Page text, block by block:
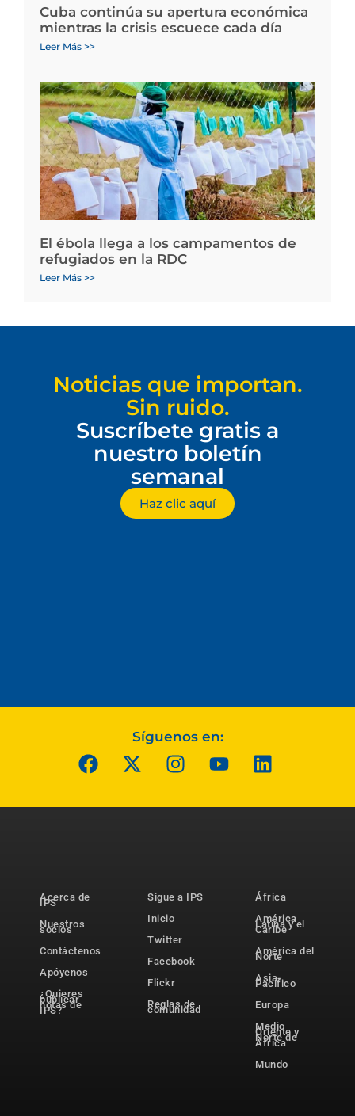
Cuba continúa su apertura económica
mientras la crisis escuece cada día
Leer Más >>
El ébola llega a los campamentos de
refugiados en la RDC
Leer Más >>
Noticias que importan.
Sin ruido.
Suscríbete gratis a
nuestro boletín
semanal
Haz clic aquí
Síguenos en:
Acerca de
IPS
Nuestros
socios
Contáctenos
Apóyenos
¿Quieres
publicar
notas de
IPS?
Sigue a IPS
Inicio
Twitter
Facebook
Flickr
Reglas de
comunidad
África
América
Latina y el
Caribe
América del
Norte
Asia-
Pacífico
Europa
Medio
Oriente y
Norte de
África
Mundo